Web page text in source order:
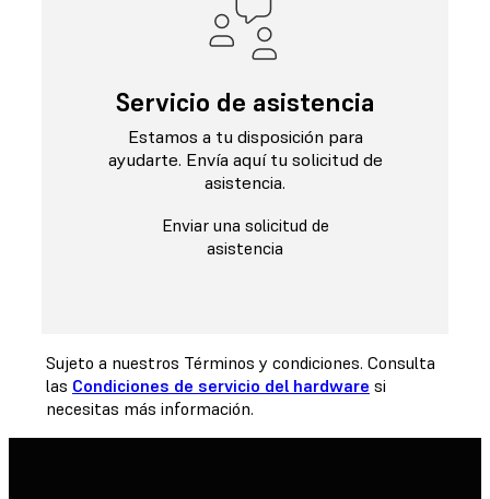
Servicio de asistencia
Estamos a tu disposición para
ayudarte. Envía aquí tu solicitud de
asistencia.
Enviar una solicitud de
asistencia
Sujeto a nuestros Términos y condiciones. Consulta
las Condiciones de servicio del hardware si
necesitas más información.